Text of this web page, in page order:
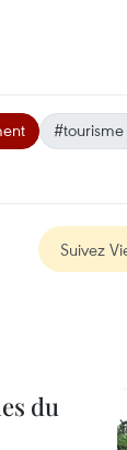
Suivez
du